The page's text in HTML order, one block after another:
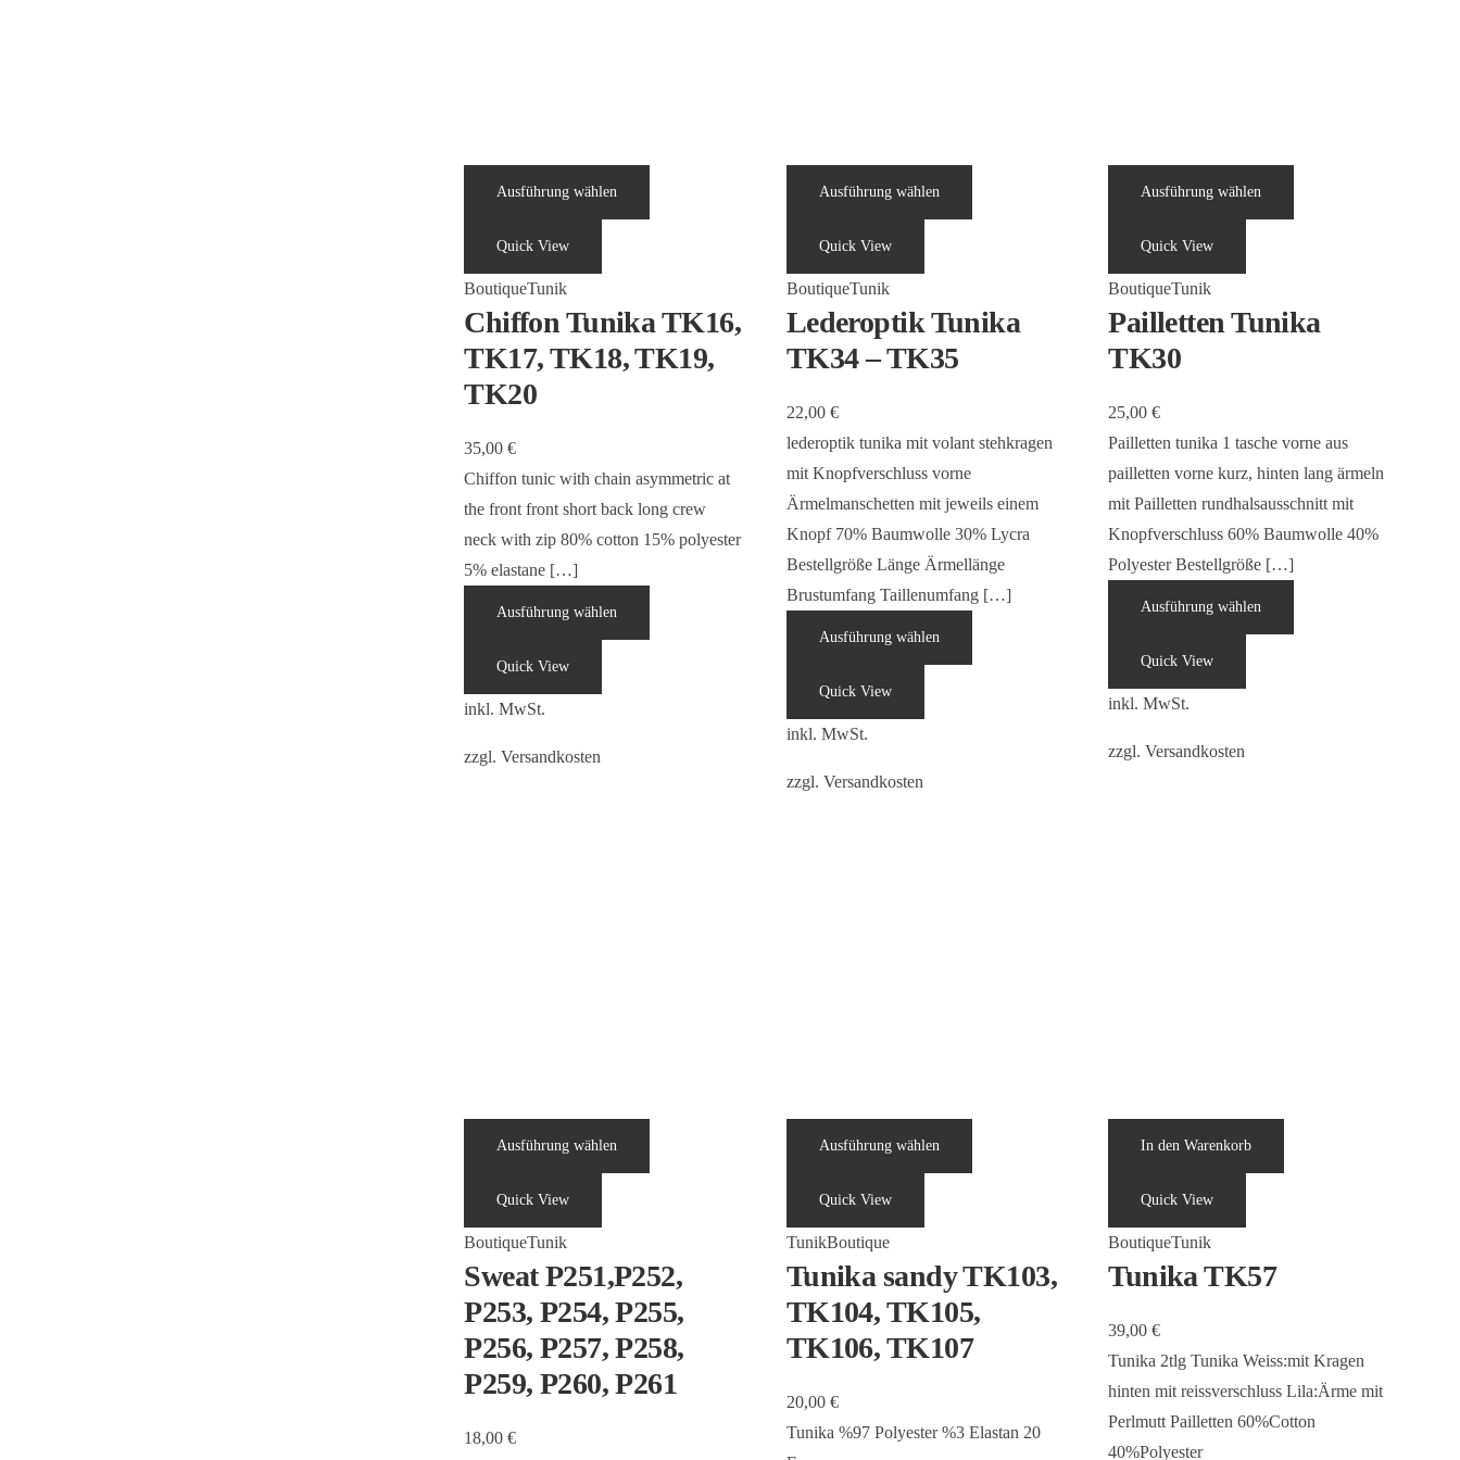
Ausführung wählen
Quick View
BoutiqueTunik
Chiffon Tunika TK16,
TK17, TK18, TK19,
TK20
35,00€
Chiffon tunic with chain asymmetric at
the front front short back long crew
neck with zip 80% cotton 15% polyester
5% elastane […]
Ausführung wählen
Quick View
inkl. MwSt.
zzgl.Versandkosten
Ausführung wählen
Quick View
BoutiqueTunik
Lederoptik Tunika
TK34 – TK35
22,00 €
lederoptik tunika mit volant stehkragen
mit Knopfverschluss vorne
Ärmelmanschetten mit jeweils einem
Knopf 70% Baumwolle 30% Lycra
Bestellgröße Länge Ärmellänge
Brustumfang Taillenumfang […]
Ausführung wählen
Quick View
inkl. MwSt.
zzgl. Versandkosten
Ausführung wählen
Quick View
BoutiqueTunik
Pailletten Tunika
TK30
25,00€
Pailletten tunika 1 tasche vorne aus
pailletten vorne kurz, hinten lang ärmeln
mit Pailletten rundhalsausschnitt mit
Knopfverschluss 60% Baumwolle 40%
Polyester Bestellgröße […]
Ausführung wählen
Quick View
inkl. MwSt.
zzgl.Versandkosten
Ausführung wählen
Quick View
BoutiqueTunik
Sweat P251,P252,
P253, P254, P255,
P256, P257, P258,
P259, P260, P261
18,00€
Ausführung wählen
Quick View
TunikBoutique
Tunika sandy TK103,
TK104, TK105,
TK106, TK107
20,00 €
Tunika %97 Polyester %3 Elastan 20
In den Warenkorb
Quick View
BoutiqueTunik
Tunika TK57
39,00€
Tunika 2tlg Tunika Weiss:mit Kragen
hinten mit reissverschluss Lila:Ärme mit
Perlmutt Pailletten 60%Cotton
40%Polyester